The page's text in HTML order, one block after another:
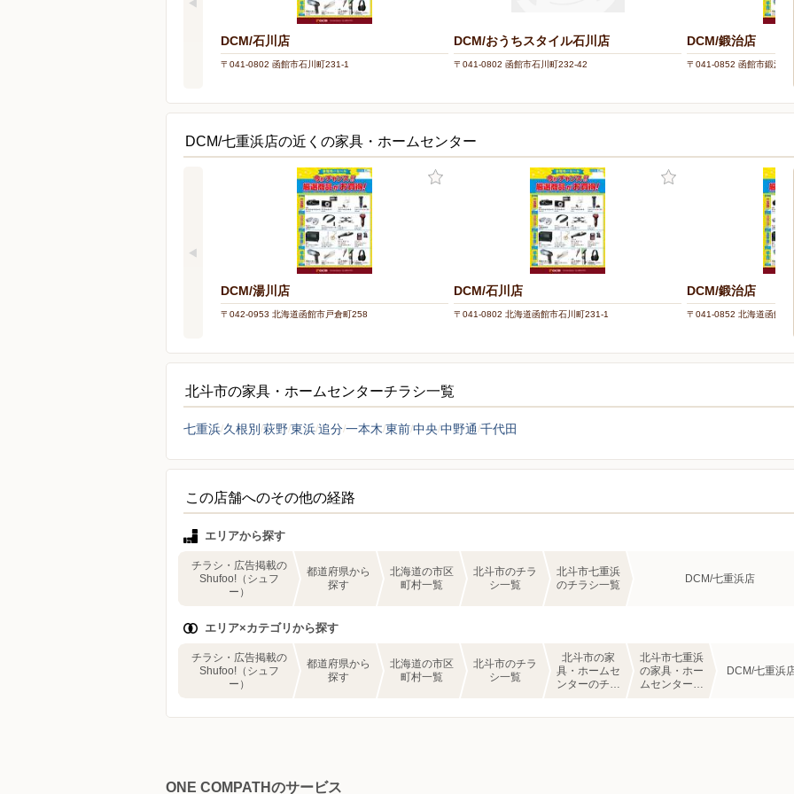
DCM/石川店
〒041-0802 函館市石川町231-1
DCM/おうちスタイル石川店
〒041-0802 函館市石川町232-42
DCM/鍛治店
〒041-0852 函館市鍛治2-
DCM/七重浜店の近くの家具・ホームセンター
DCM/湯川店
〒042-0953 北海道函館市戸倉町258
DCM/石川店
〒041-0802 北海道函館市石川町231-1
DCM/鍛治店
〒041-0852 北海道函館市
北斗市の家具・ホームセンターチラシ一覧
七重浜 久根別 萩野東浜追分一本木 東前中央 中野通 千代田
この店舗へのその他の経路
エリアから探す
チラシ・広告掲載の
Shufoo!（シュフ
ー）
都道府県から
探す
北海道の市区
町村一覧
北斗市のチラ
シ一覧
北斗市七重浜
のチラシ一覧
DCM/七重浜店
エリア×カテゴリから探す
チラシ・広告掲載の
Shufoo!（シュフ
ー）
都道府県から
探す
北海道の市区
町村一覧
北斗市のチラ
シ一覧
北斗市の家
具・ホームセ
ンターのチラ
北斗市七重浜
の家具・ホー
ムセンターの
DCM/七重浜
ONE COMPATHのサービス